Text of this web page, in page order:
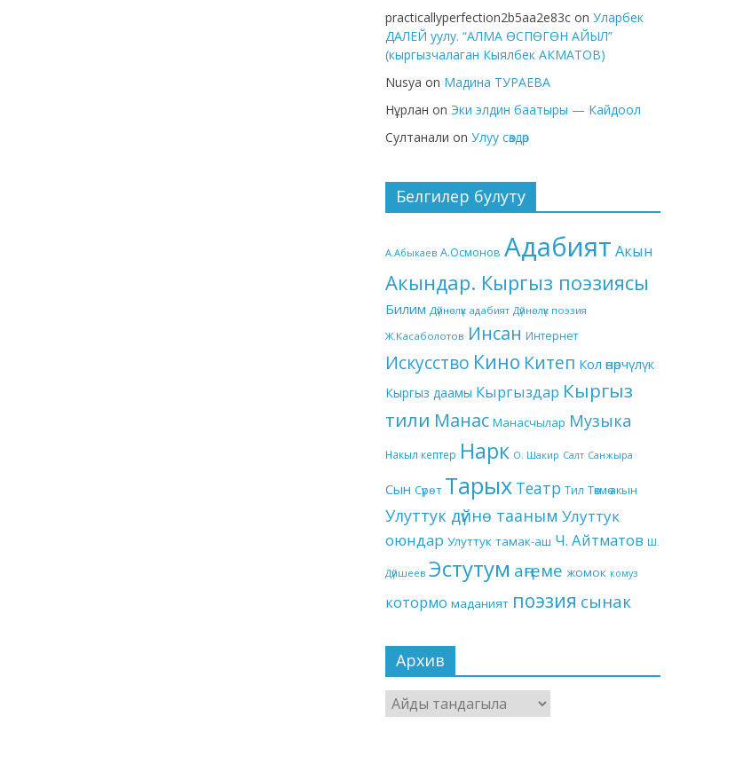
practicallyperfection2b5aa2e83c on Уларбек
ДАЛЕЙ уулу. “АЛМА ӨСПӨГӨН АЙЫЛ”
(кыргызчалаган Кыялбек АКМАТОВ)
Nusya on Мадина ТУРАЕВА
Нұрлан on Эки элдин баатыры — Кайдоол
Султанали on Улуу сөздөр
Белгилер булуту
А.Абыкаев А.Осмонов Адабият Акын
Акындар. Кыргыз поэзиясы
Билим Дүйнөлүк адабият Дүйнөлүк поэзия
Ж.Касаболотов Инсан Интернет
Искусство Кино Китеп Кол өнөрчүлүк
Кыргыз даамы Кыргыздар Кыргыз
тили Манас Манасчылар Музыка
Накыл кептер Нарк О. Шакир Салт Санжыра
Сын Сүрөт Тарых Театр Тил Төкмө акын
Улуттук дүйнө тааным Улуттук
оюндар Улуттук тамак-аш Ч. Айтматов Ш.
Дүйшеев Эстутум аңгеме жомок комуз
котормо маданият поэзия сынак
Архив
Архив